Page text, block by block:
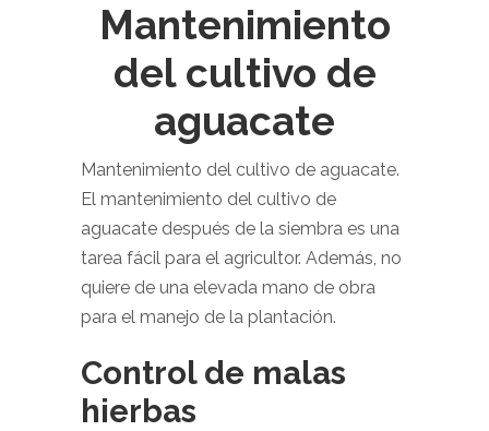
Mantenimiento
del cultivo de
aguacate
Mantenimiento del cultivo de aguacate.
El mantenimiento del cultivo de
aguacate después de la siembra es una
tarea fácil para el agricultor. Además, no
quiere de una elevada mano de obra
para el manejo de la plantación.
Control de malas
hierbas